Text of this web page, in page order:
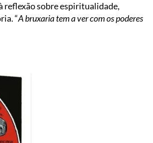
reflexão sobre espiritualidade,
“A bruxaria tem a ver com os poderes